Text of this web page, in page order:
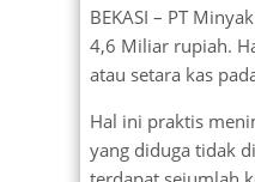
BEKASI – PT
4,6 Miliar rupiah.
atau setara kas
Hal ini praktis
yang diduga tidak